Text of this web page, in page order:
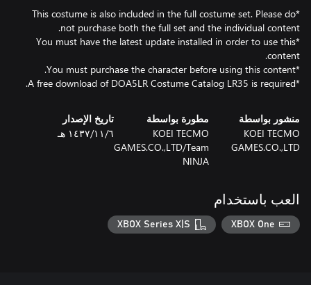
*This costume is also included in the full costume set. Please do
*You must have the latest update installed in order to use this
*A free download of DOA5LR Costume Catalog LR35 is required.
منشور بواسطة
KOEI TECMO
GAMES.CO.,LTD
مطورة بواسطة
KOEI TECMO
GAMES.CO.,LTD/Team
NINJA
تاريخ الإصدار
٦‏/١١‏/١٤٣٧ هـ
العب باستخدام
XBOX One
XBOX Series X|S